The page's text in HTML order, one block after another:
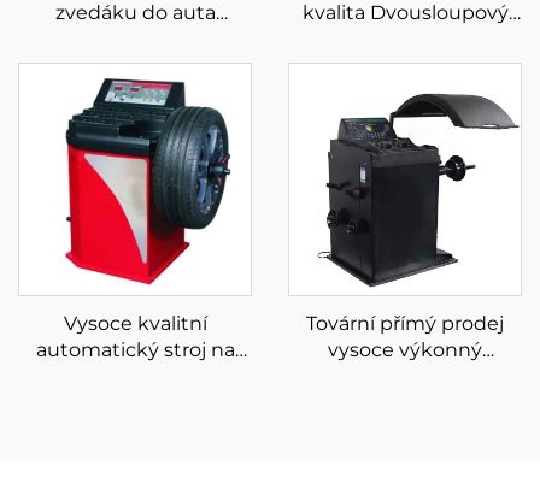
zvedáku do auta
dílny nůžkový zvedák
na auto
kvalita Dvousloupový
podlahou
Dvousloupový zvedák s
CE
Vysoce kvalitní
automatický stroj na
Tovární přímý prodej
vysoce výkonný